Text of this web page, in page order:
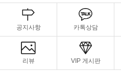
공지사항 카톡상담
리뷰 VIP 게시판